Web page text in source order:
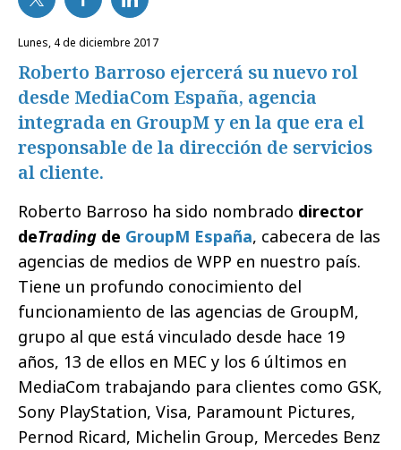
lunes, 4 de diciembre 2017
Roberto Barroso ejercerá su nuevo rol
desde MediaCom España, agencia
integrada en GroupM y en la que era el
responsable de la dirección de servicios
al cliente.
Roberto Barroso ha sido nombrado director
deTrading de GroupM España, cabecera de las
agencias de medios de WPP en nuestro país.
Tiene un profundo conocimiento del
funcionamiento de las agencias de GroupM,
grupo al que está vinculado desde hace 19
años, 13 de ellos en MEC y los 6 últimos en
MediaCom trabajando para clientes como GSK,
Sony PlayStation, Visa, Paramount Pictures,
Pernod Ricard, Michelin Group, Mercedes Benz